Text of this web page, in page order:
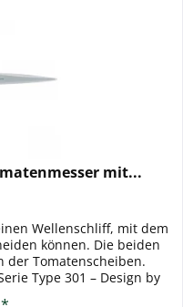
mit...
Wellenschliff, mit dem
können. Die beiden
der Tomatenscheiben.
Type 301 – Design by